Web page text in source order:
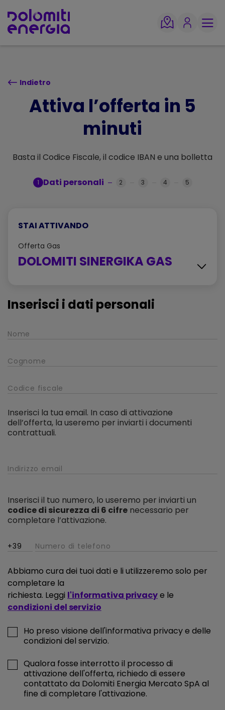
TORNA SU
Indietro
Attiva l’offerta in 5
minuti
Basta il Codice Fiscale, il codice IBAN e una bolletta
1 Dati personali 2 3 4 5
STAI ATTIVANDO
Offerta Gas
DOLOMITI SINERGIKA GAS
Cooperativa Sociale Piano Infinito
Scheda sintetica dell'offerta - DOLOMITI
DOLOMITI SINERGIKA GAS
sottoscritto
Inserisci i dati personali
Inserisci la tua email. In caso di attivazione
dell’offerta, la useremo per inviarti i documenti
contrattuali.
Inserisci il tuo numero, lo useremo per inviarti un
codice di sicurezza di 6 cifre necessario per
completare l’attivazione.
Abbiamo cura dei tuoi dati e li utilizzeremo solo per
completare la
richiesta. Leggi l'informativa privacye le
condizioni del servizio
Ho preso visione dell'informativa privacy e delle
condizioni del servizio.
Qualora fosse interrotto il processo di
attivazione dell'offerta, richiedo di essere
contattato da Dolomiti Energia Mercato SpA al
fine di completare l'attivazione.